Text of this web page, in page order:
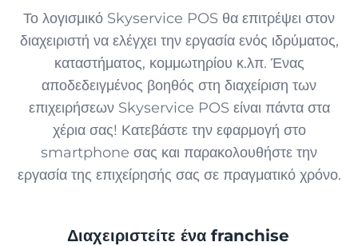
Απόκτηση μέσω smartphone
Εμπειρία από μονοφωνικά
Μενού QR, πληρωμή και φιλοδωρήματα
Κοσμηματοπωλείο
Κατάστημα κατοικίδιων ζώων
Φαρμακείο
ΠΑΡΑΓΩΓΉ
Το λογισμικό Skyservice POS θα επιτρέψει στον
διαχειριστή να ελέγχει την εργασία ενός ιδρύματος,
καταστήματος, κομμωτηρίου κ.λπ. Ένας
αποδεδειγμένος βοηθός στη διαχείριση των
επιχειρήσεων Skyservice POS είναι πάντα στα
χέρια σας! Κατεβάστε την εφαρμογή στο
smartphone σας και παρακολουθήστε την
εργασία της επιχείρησής σας σε πραγματικό χρόνο.
Διαχειριστείτε ένα franchise